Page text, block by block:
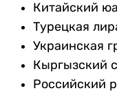
Китайский
Турецкая
Украинская
Кыргызский
Российский